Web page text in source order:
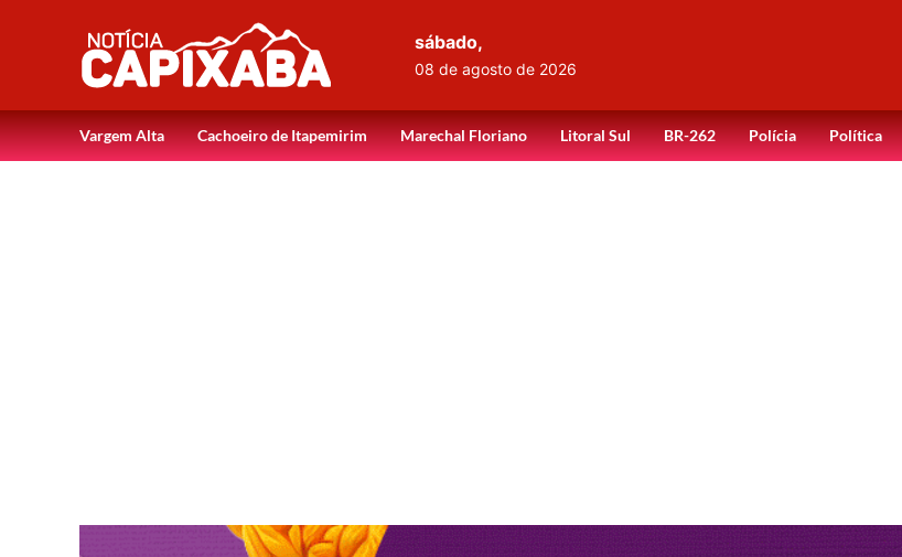
sábado,
08 de agosto de 2026
Vargem Alta Cachoeiro de Itapemirim Marechal Floriano Litoral Sul BR-262 Polícia Política